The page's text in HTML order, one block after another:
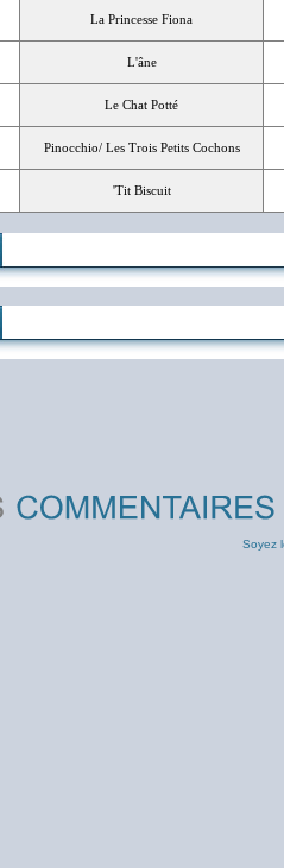
La Princesse Fiona
L'âne
Le Chat Potté
Pinocchio/ Les Trois Petits Cochons
'Tit Biscuit
Soyez